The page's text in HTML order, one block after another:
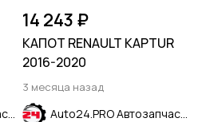
Auto24.PRO Автозапчасти
14 243 ₽
КАПОТ RENAULT KAPTUR
2016-2020
3 месяца назад
Auto24.PRO Автозапчасти